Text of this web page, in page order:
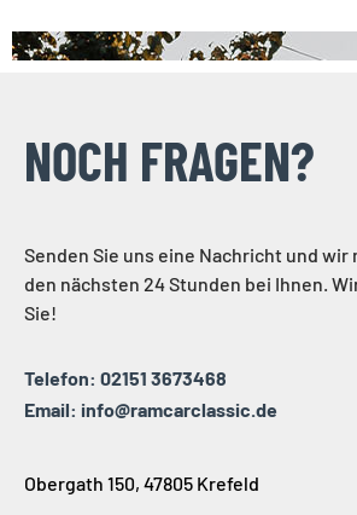
NOCH FRAGEN?
Senden Sie uns eine Nachricht und wir
den nächsten 24 Stunden bei Ihnen.
Sie!
Telefon: 02151 3673468
Email: info@ramcarclassic.de
Obergath 150, 47805 Krefeld